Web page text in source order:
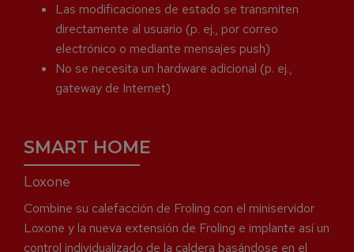
Las modificaciones de estado se transmiten
directamente al usuario (p. ej., por correo
electrónico o mediante mensajes push)
No se necesita un hardware adicional (p. ej.,
gateway de Internet)
SMART HOME
Loxone
Combine su calefacción de Froling con el miniservidor
Loxone y la nueva extensión de Froling e implante así un
control individualizado de la caldera basándose en el